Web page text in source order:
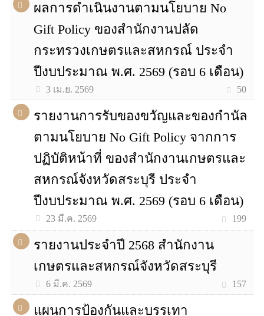
ผลการดำเนินงานตามนโยบาย No
Gift Policy ของสำนักงานปลัด
กระทรวงเกษตรและสหกรณ์ ประจำ
ปีงบประมาณ พ.ศ. 2569 (รอบ 6 เดือน)
3 เม.ย. 2569 50
รายงานการรับของขวัญและของกำนัล
ตามนโยบาย No Gift Policy จากการ
ปฏิบัติหน้าที่ ของสำนักงานเกษตรและ
สหกรณ์จังหวัดสระบุรี ประจำ
ปีงบประมาณ พ.ศ. 2569 (รอบ 6 เดือน)
23 มี.ค. 2569 199
รายงานประจำปี 2568 สำนักงาน
เกษตรและสหกรณ์จังหวัดสระบุรี
6 มี.ค. 2569 157
แผนการป้องกันและบรรเทา